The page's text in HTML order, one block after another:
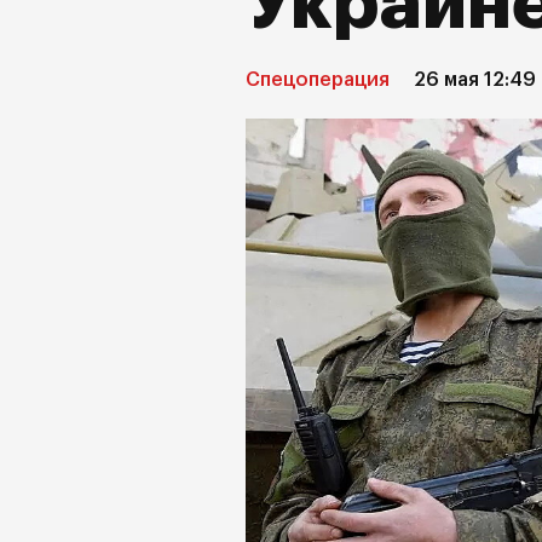
Спецоперация 26 мая 12:49